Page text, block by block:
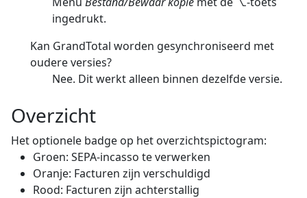
ingedrukt.
Kan GrandTotal worden gesynchroniseerd met
oudere versies?
Nee. Dit werkt alleen binnen dezelfde versie.
Overzicht
Het optionele badge op het overzichtspictogram:
Groen: SEPA-incasso te verwerken
Oranje: Facturen zijn verschuldigd
Rood: Facturen zijn achterstallig